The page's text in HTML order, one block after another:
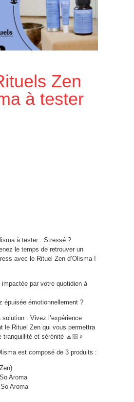
Zen
à tester
à tester : Stressé ?
le temps de retrouver un
avec le Rituel Zen d’Olisma !
par votre quotidien à
épuisée émotionnellement ?
: Vivez l’expérience
le Rituel Zen qui vous permettra
tranquillité et sérénité 🧘🏻♀️
est composé de 3 produits :
Aroma
Aroma